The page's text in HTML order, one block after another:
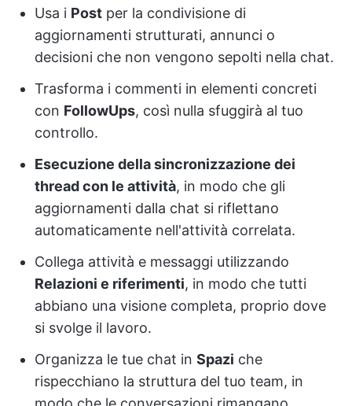
Usa i Post per la condivisione di
aggiornamenti strutturati, annunci o
decisioni che non vengono sepolti nella chat.
Trasforma i commenti in elementi concreti
con FollowUps, così nulla sfuggirà al tuo
controllo.
Esecuzione della sincronizzazione dei
thread con le attività, in modo che gli
aggiornamenti dalla chat si riflettano
automaticamente nell'attività correlata.
Collega attività e messaggi utilizzando
Relazioni e riferimenti, in modo che tutti
abbiano una visione completa, proprio dove
si svolge il lavoro.
Organizza le tue chat in Spazi che
rispecchiano la struttura del tuo team, in